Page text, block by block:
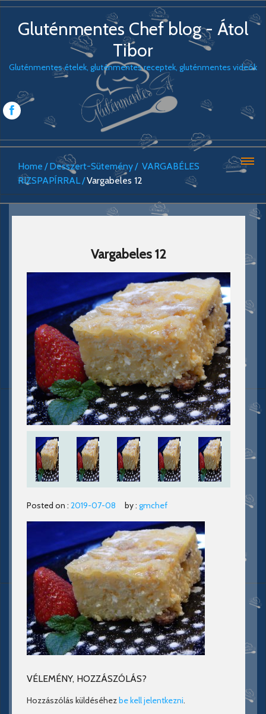
Gluténmentes Chef blog - Átol
Tibor
Gluténmentes ételek, gluténmentes receptek, gluténmentes videók
Home Desszert-Sütemény
VARGABÉLES
RIZSPAPÍRRAL Vargabeles 12
Vargabeles 12
Posted on : 2019-07-08 by : gmchef
VÉLEMÉNY, HOZZÁSZÓLÁS?
Hozzászólás küldéséhezbe kell jelentkezni.